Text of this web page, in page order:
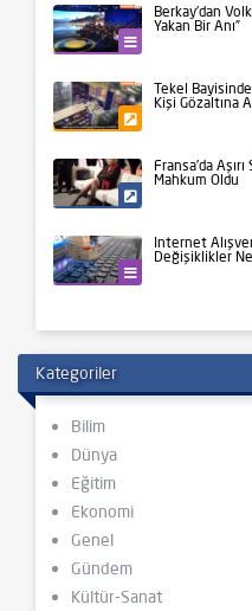
Berkay’dan
Yakan Bir Anı”
Tekel
Kişi Gözaltına
Fransa’da
Mahkum Oldu
İnternet
Değişiklikler
Kategoriler
Bilim
Dünya
Eğitim
Ekonomi
Genel
Gündem
Kültür-Sanat